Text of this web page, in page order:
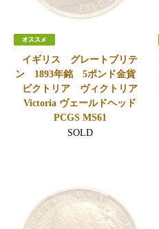
イギリス グレートブリテ
ン 1893年銘 5ポンド金貨
ビクトリア ヴィクトリア
Victoria ヴェールドヘッド
PCGS MS61
SOLD